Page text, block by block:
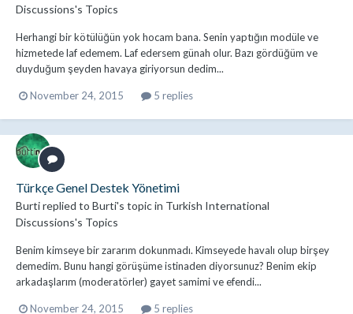
Discussions's Topics
Herhangi bir kötülüğün yok hocam bana. Senin yaptığın modüle ve
hizmetede laf edemem. Laf edersem günah olur. Bazı gördüğüm ve
duyduğum şeyden havaya giriyorsun dedim...
November 24, 2015 5 replies
Türkçe Genel Destek Yönetimi
Burtireplied to Burti's topic in Turkish International
Discussions's Topics
Benim kimseye bir zararım dokunmadı. Kimseyede havalı olup birşey
demedim. Bunu hangi görüşüme istinaden diyorsunuz? Benim ekip
arkadaşlarım (moderatörler) gayet samimi ve efendi...
November 24, 2015 5 replies